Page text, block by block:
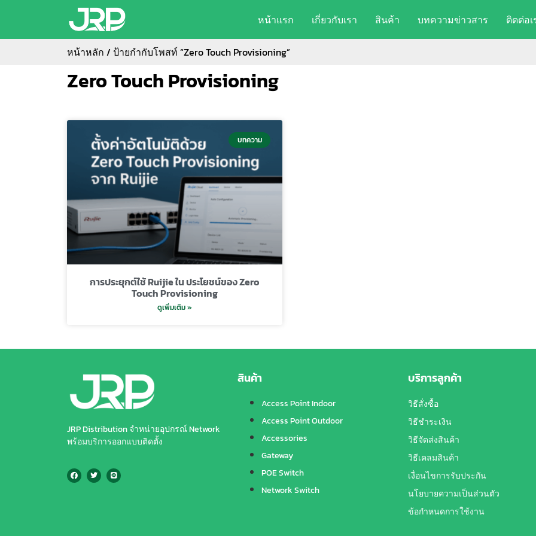
หน้าแรก เกี่ยวกับเรา สินค้า บทความข่าวสาร ติดต่อเ
หน้าหลัก / ป้ายกำกับโพสท์ “Zero Touch Provisioning”
Zero Touch Provisioning
บทความ
การประยุกต์ใช้ Ruijie ใน ประโยชน์ของ Zero
Touch Provisioning
ดูเพิ่มเติม »
JRP Distribution จำหน่ายอุปกรณ์ Network
พร้อมบริการออกแบบติดตั้ง
สินค้า
Access Point Indoor
Access Point Outdoor
Accessories
Gateway
POE Switch
Network Switch
บริการลูกค้า
วิธีสั่งซื้อ
วิธีชำระเงิน
วิธีจัดส่งสินค้า
วิธีเคลมสินค้า
เงื่อนไขการรับประกัน
นโยบายความเป็นส่วนตัว
ข้อกำหนดการใช้งาน